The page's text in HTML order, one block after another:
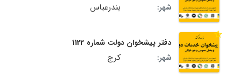
شهر:
بندرعباس
دفتر پیشخوان دولت شماره 1122
شهر:
کرج